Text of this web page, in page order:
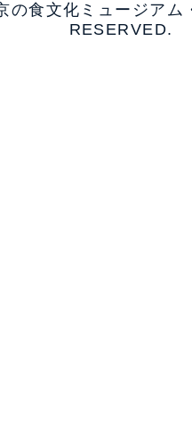
の食文化ミュージア
RESERVED.